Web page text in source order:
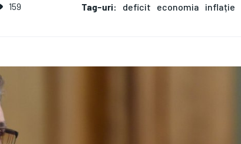
159 Tag-uri: deficit economia inflație